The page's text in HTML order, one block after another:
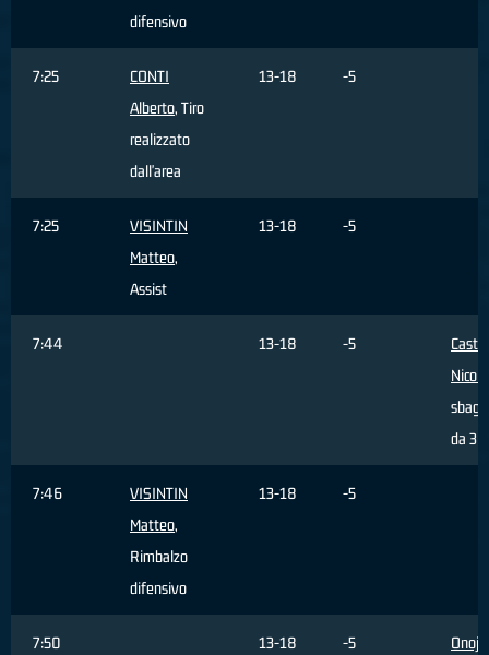
difensivo
7:25
CONTI
Alberto, Tiro
realizzato
dall'area
13-18 -5
7:25
VISINTIN
Matteo,
Assist
13-18 -5
7:44 13-18 -5
Nicolò
da 3
7:46
VISINTIN
Matteo,
Rimbalzo
difensivo
13-18 -5
7:50 13-18 -5